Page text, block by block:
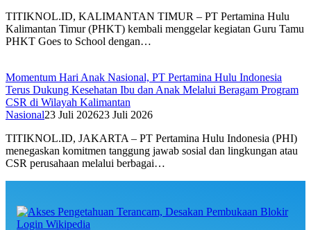
TITIKNOL.ID, KALIMANTAN TIMUR – PT Pertamina Hulu
Kalimantan Timur (PHKT) kembali menggelar kegiatan Guru Tamu
PHKT Goes to School dengan…
Momentum Hari Anak Nasional, PT Pertamina Hulu Indonesia
Terus Dukung Kesehatan Ibu dan Anak Melalui Beragam Program
CSR di Wilayah Kalimantan
Nasional23 Juli 202623 Juli 2026
TITIKNOL.ID, JAKARTA – PT Pertamina Hulu Indonesia (PHI)
menegaskan komitmen tanggung jawab sosial dan lingkungan atau
CSR perusahaan melalui berbagai…